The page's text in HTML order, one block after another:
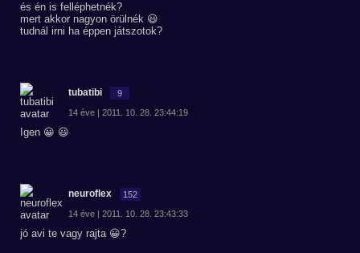
és én is felléphetnék?
mert akkor nagyon örülnék 😃
tudnál irni ha éppen játszotok?
tubatibi 9
14 éve | 2011. 10. 28. 23:44:19
Igen 😀 😃
neuroflex 152
14 éve | 2011. 10. 28. 23:43:33
jó avi te vagy rajta 😀?